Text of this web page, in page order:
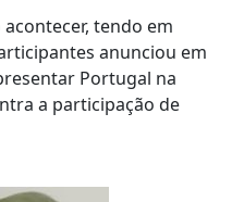
tendo em
anunciou em
Portugal na
a participação de